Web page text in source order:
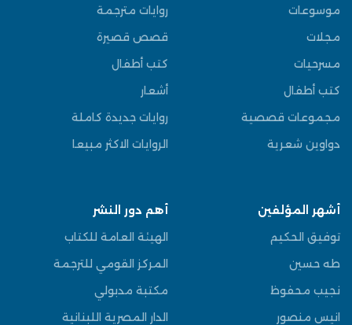
موسوعات
مجلات
مسرحيات
كتب أطفال
مجموعات قصصية
دواوين شعرية
روايات مترجمة
قصص قصيرة
كتب أطفال
أشعار
روايات جديدة كاملة
الروايات الاكثر مبيعا
أشهر المؤلفين
توفيق الحكيم
طه حسين
نجيب محفوظ
انيس منصور
أهم دور النشر
الهيئة العامة للكتاب
المركز القومي للترجمة
مكتبة مدبولي
الدار المصرية اللبنانية